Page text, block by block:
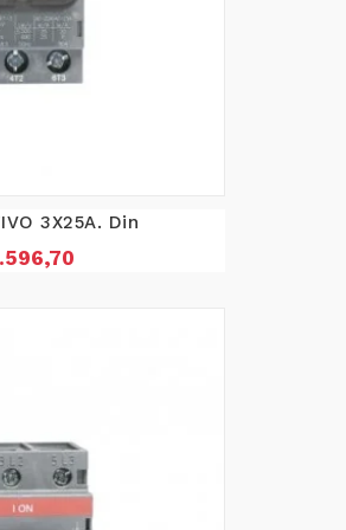
3X25A. Din